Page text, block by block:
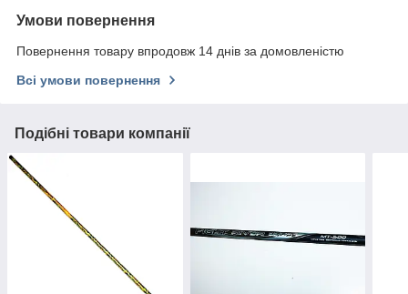
Умови повернення
Повернення товару впродовж 14 днів за домовленістю
Всі умови повернення
Подібні товари компанії